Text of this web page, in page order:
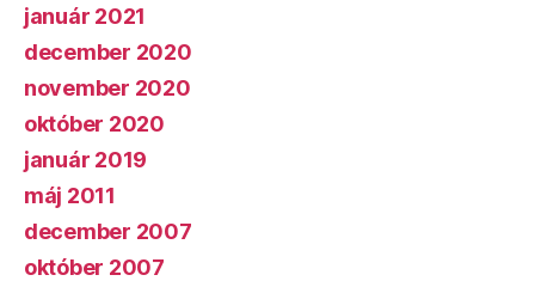
január 2021
december 2020
november 2020
október 2020
január 2019
máj 2011
december 2007
október 2007